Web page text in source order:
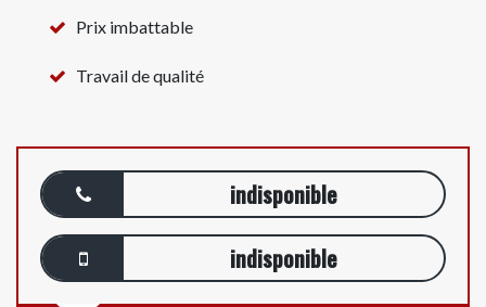
Prix imbattable
Travail de qualité
indisponible
indisponible